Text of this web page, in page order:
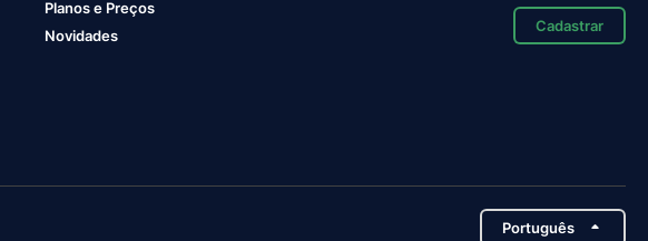
Planos e Preços
Novidades
Cadastrar
Português